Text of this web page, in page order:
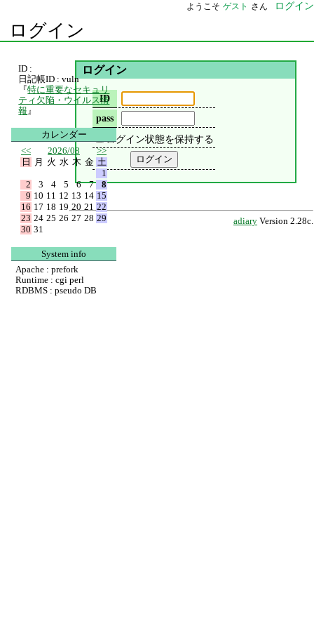
ようこそ ゲスト さん ログイン
ログイン
ログイン
ID
pass
ログイン状態を保持する
adiary Version 2.28c.
ID :
日記帳ID : vuln
『特に重要なセキュリ
ティ欠陥・ウイルス情
報 』
カレンダー
<<
2026/08
>>
日
月 火 水 木 金 土
1
2
3 4 5 6 7
8
9 10 11 12 13 14 15
16 17 18 19 20 21 22
23 24 25 26 27 28 29
30 31
System info
Apache : prefork
Runtime : cgi perl
RDBMS : pseudo DB